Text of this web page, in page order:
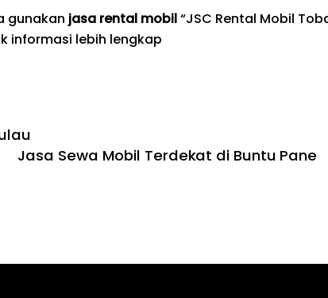
gunakan jasa rental mobil“JSC Rental Mobil
informasi lebih lengkap
Jasa Sewa Mobil Terdekat di Buntu Pane